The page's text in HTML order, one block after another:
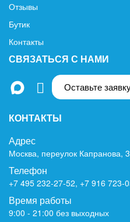
Отзывы
Бутик
Контакты
СВЯЗАТЬСЯ С НАМИ
Оставьте
КОНТАКТЫ
Адрес
Москва, переулок Капранова,
Телефон
+7 495 232-27-52, +7 916 723-
Время работы
9:00 - 21:00 без выходных